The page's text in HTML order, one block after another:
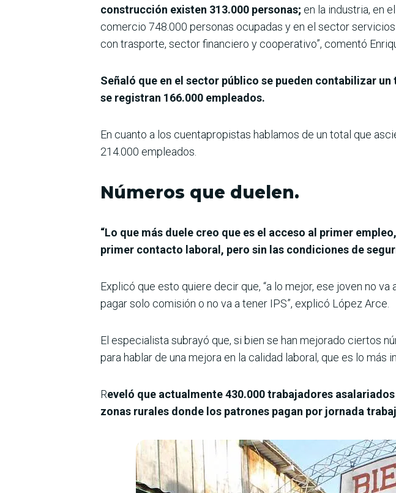
construcción existen 313.000 personas; en la industria, en
comercio 748.000 personas ocupadas y en el sector
con trasporte, sector financiero y cooperativo”, comentó
Señaló que en el sector público se pueden contabilizar
se registran 166.000 empleados.
En cuanto a los cuentapropistas hablamos de un total que
214.000 empleados.
Números que duelen.
“Lo que más duele creo que es el acceso al primer
primer contacto laboral, pero sin las condiciones de
Explicó que esto quiere decir que, “a lo mejor, ese joven no
pagar solo comisión o no va a tener IPS”, explicó López Arce.
El especialista subrayó que, si bien se han mejorado ciertos
para hablar de una mejora en la calidad laboral, que es lo más
Reveló que actualmente 430.000 trabajadores
zonas rurales donde los patrones pagan por jornada